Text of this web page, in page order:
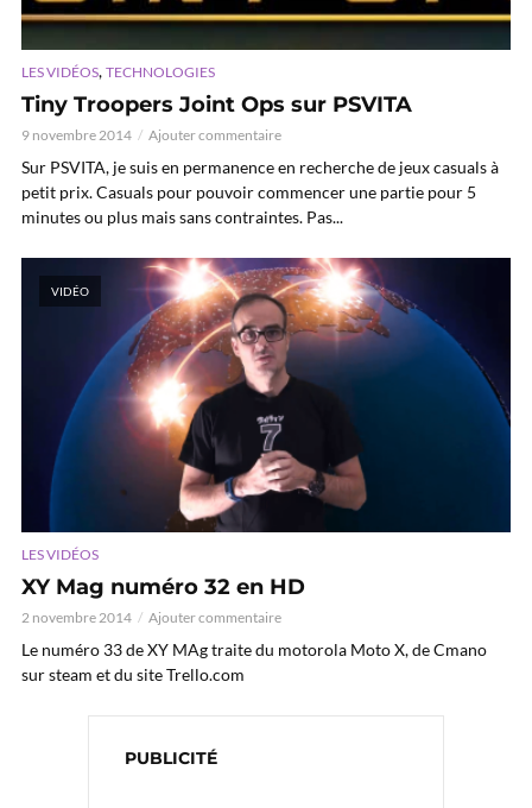
LES VIDÉOS, TECHNOLOGIES
Tiny Troopers Joint Ops sur PSVITA
9 novembre 2014 Ajouter commentaire
Sur PSVITA, je suis en permanence en recherche de jeux casuals à
petit prix. Casuals pour pouvoir commencer une partie pour 5
minutes ou plus mais sans contraintes. Pas...
VIDÉO
LES VIDÉOS
XY Mag numéro 32 en HD
2 novembre 2014 Ajouter commentaire
Le numéro 33 de XY MAg traite du motorola Moto X, de Cmano
sur steam et du site Trello.com
PUBLICITÉ